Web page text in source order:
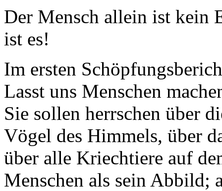
Der Mensch allein ist kein
ist es!
Im ersten
Lasst uns Menschen
Sie sollen herrschen über
Vögel des Himmels, über
über alle Kriechtiere auf
Menschen als sein Abbild;